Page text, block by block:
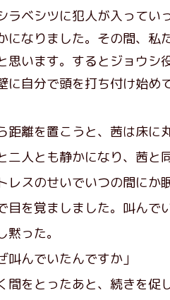
ラベシツに犯人が入って
になりました。その間、
思います。するとジョウ
に自分で頭を打ち付け始
離を置こうと、茜は床に
人とも静かになり、茜と
スのせいでいつの間にか
目を覚ましました。叫んで
った。
叫んでいたんですか」
をとったあと、続きを促